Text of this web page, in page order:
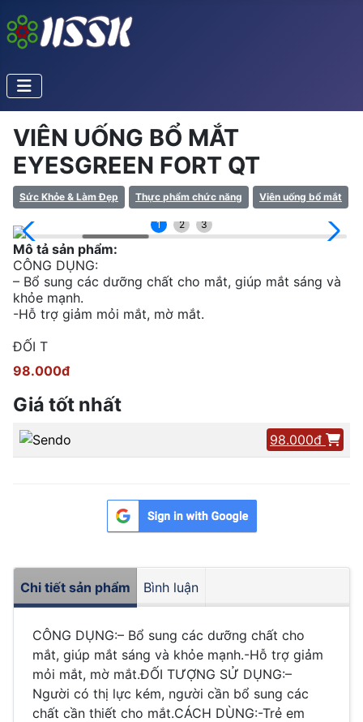
VIÊN UỐNG BỔ MẮT
EYESGREEN FORT QT
Sức Khỏe & Làm Đẹp Thực phẩm chức năng Viên uống bổ mắt
1 2 3
Mô tả sản phẩm:
CÔNG DỤNG:
– Bổ sung các dưỡng chất cho mắt, giúp mắt sáng và
khỏe mạnh.
-Hỗ trợ giảm mỏi mắt, mờ mắt.
ĐỐI T
98.000đ
Giá tốt nhất
98.000đ
Chi tiết sản phẩm Bình luận
CÔNG DỤNG:– Bổ sung các dưỡng chất cho
mắt, giúp mắt sáng và khỏe mạnh.-Hỗ trợ giảm
mỏi mắt, mờ mắt.ĐỐI TƯỢNG SỬ DỤNG:–
Người có thị lực kém, người cần bổ sung các
chất cần thiết cho mắt.CÁCH DÙNG:-Trẻ em